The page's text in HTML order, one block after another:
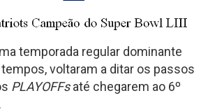
temporada regular dominante
voltaram a ditar os passos
PLAYOFFsaté chegarem ao 6º